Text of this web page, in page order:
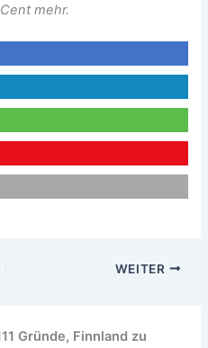
mehr.
WEITER
Gründe, Finnland zu